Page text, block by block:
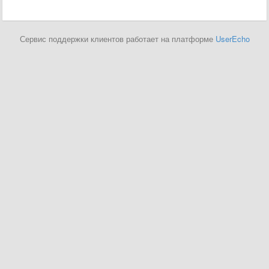
Сервис поддержки клиентов работает на платформе UserEcho